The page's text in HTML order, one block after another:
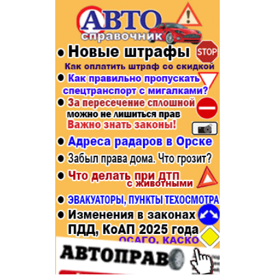
Афиша
Строительство и ремонт
Авто и мото
Рестораны, кафе, бары
Спорт Фитнес
Недвижимость
Красота Косметология
Телекоммуникации и связь
Торговля
Бизнес и финансы
Юристы, Экспертиза, Страхование
Ремонт
Социальные организации
Это интересно
Администрация
Популярное →
Строительство и ремонт